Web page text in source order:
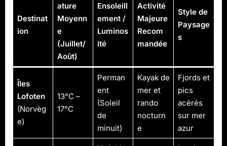
Destinat
ion
ature
Moyenn
e
(Juillet/
Août)
Ensoleill
ement /
Luminos
ité
Activité
Majeure
Recom
mandée
Style de
Paysage
s
Îles
Lofoten
(Norvèg
e)
13°C –
17°C
Perman
ent
(Soleil
de
minuit)
Kayak de
mer et
rando
nocturn
e
Fjords et
pics
acérés
sur mer
azur